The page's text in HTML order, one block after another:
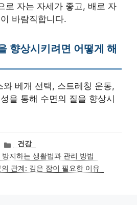
로 자는 자세가 좋고, 배로 자
바람직합니다.
향상시키려면 어떻게 해
베개 선택, 스트레칭 운동,
을 통해 수면의 질을 향상시
카
테
고
리
건강
지하는 생활법과 관리 방법
관계: 깊은 잠이 필요한 이유